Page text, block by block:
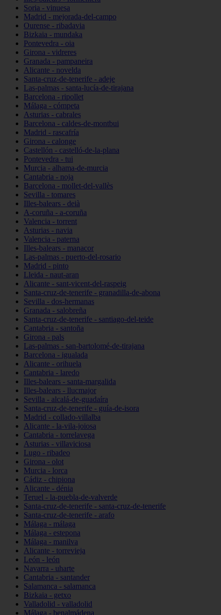
Soria - vinuesa
Madrid - mejorada-del-campo
Ourense - ribadavia
Bizkaia - mundaka
Pontevedra - oia
Girona - vidreres
Granada - pampaneira
Alicante - novelda
Santa-cruz-de-tenerife - adeje
Las-palmas - santa-lucía-de-tirajana
Barcelona - ripollet
Málaga - cómpeta
Asturias - cabrales
Barcelona - caldes-de-montbui
Madrid - rascafría
Girona - calonge
Castellón - castelló-de-la-plana
Pontevedra - tui
Murcia - alhama-de-murcia
Cantabria - noja
Barcelona - mollet-del-vallès
Sevilla - tomares
Illes-balears - deià
A-coruña - a-coruña
Valencia - torrent
Asturias - navia
Valencia - paterna
Illes-balears - manacor
Las-palmas - puerto-del-rosario
Madrid - pinto
Lleida - naut-aran
Alicante - sant-vicent-del-raspeig
Santa-cruz-de-tenerife - granadilla-de-abona
Sevilla - dos-hermanas
Granada - salobreña
Santa-cruz-de-tenerife - santiago-del-teide
Cantabria - santoña
Girona - pals
Las-palmas - san-bartolomé-de-tirajana
Barcelona - igualada
Alicante - orihuela
Cantabria - laredo
Illes-balears - santa-margalida
Illes-balears - llucmajor
Sevilla - alcalá-de-guadaíra
Santa-cruz-de-tenerife - guía-de-isora
Madrid - collado-villalba
Alicante - la-vila-joiosa
Cantabria - torrelavega
Asturias - villaviciosa
Lugo - ribadeo
Girona - olot
Murcia - lorca
Cádiz - chipiona
Alicante - dénia
Teruel - la-puebla-de-valverde
Santa-cruz-de-tenerife - santa-cruz-de-tenerife
Santa-cruz-de-tenerife - arafo
Málaga - málaga
Málaga - estepona
Málaga - manilva
Alicante - torrevieja
León - león
Navarra - uharte
Cantabria - santander
Salamanca - salamanca
Bizkaia - getxo
Valladolid - valladolid
Málaga - benalmádena